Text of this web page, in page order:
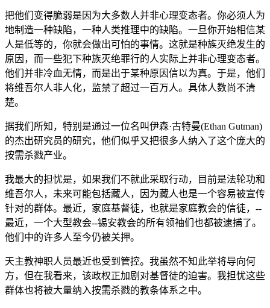
把他们变得脆弱是因为大多数人并非心理变态者。你必须人为
地制造一种缺陷，一种人类推理中的缺陷。一旦你开始相信某
人是低等的，你就会做出可怕的事情。这就是种族灭绝发生的
原因，而一些犯下种族灭绝罪行的人实际上并非心理变态者。
他们并非冷血无情，而是出于某种原因信以为真。于是，他们
将维吾尔人非人化，监禁了超过一百万人。具体人数尚不清
楚。
据我们所知，特别是通过一位名叫伊森·古特曼(Ethan Gutman)
的杰出研究员的研究，他们似乎又把很多人纳入了这个庞大的
按需杀戮产业。
我最大的担忧是，如果我们不就此采取行动，目前是法轮功和
维吾尔人，未来可能包括藏人，因为藏人也是一个容易被宣传
针对的群体。最近，家庭基督徒，也就是家庭教会的信徒，--
最近，一个大型教会--锡安教会的所有领袖们也都被逮捕了。
他们中的许多人至今仍被关押。
天主教神职人员最近也受到管控。我虽然不知此举将导向何
方，但在我看来，该政权正加剧对基督徒的迫害。我担忧这些
群体也将被大量纳入按需杀戮的教条体系之中。